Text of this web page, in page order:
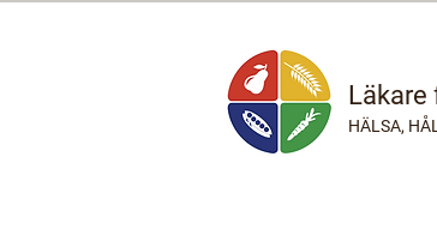
Läkare
HÄLSA,